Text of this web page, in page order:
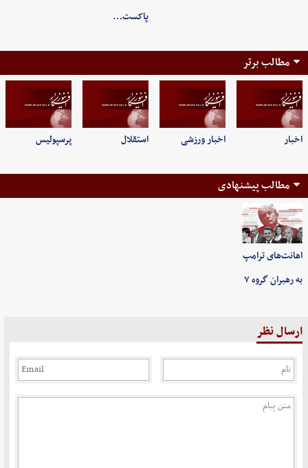
پاکست…
مطالب برتر
اخبار اخبار ورزشی استقلال پرسپولیس
مطالب پیشنهادی
اهانت‌های ترامپ
به رهبران گروه ۷
ارسال نظر